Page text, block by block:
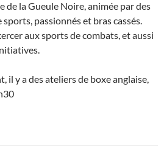
de la Gueule Noire, animée par des
passionnés et bras cassés.
aux sports de combats, et aussi
il y a des ateliers de boxe anglaise,